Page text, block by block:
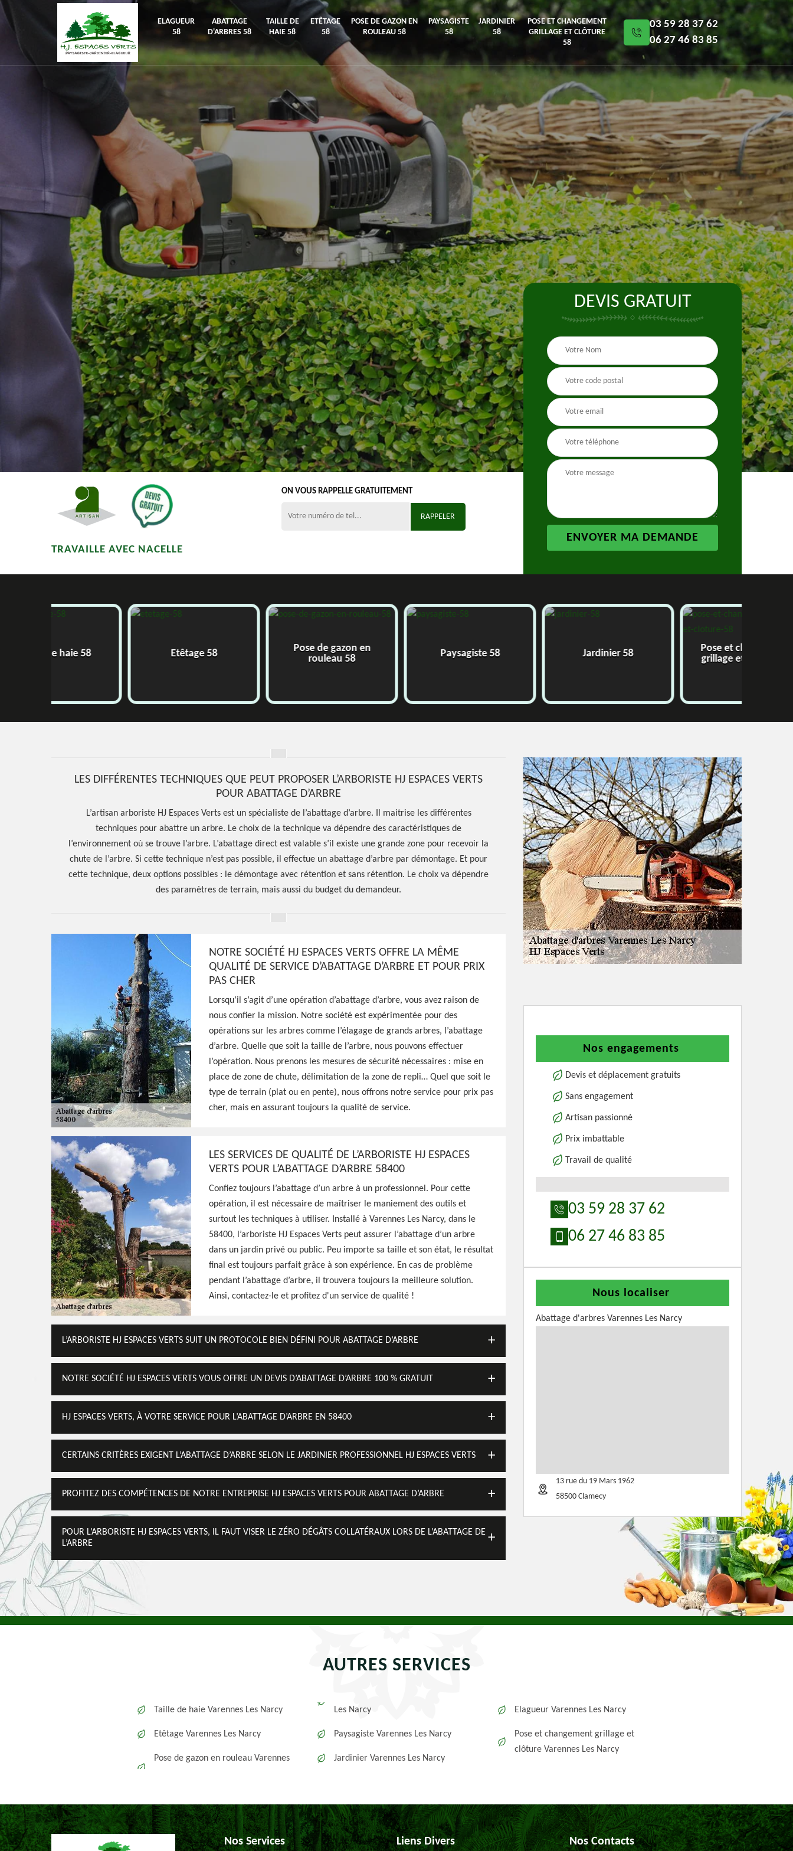
ELAGUEUR
58
ABATTAGE
D'ARBRES 58
TAILLE DE
HAIE 58
ETÊTAGE
58
POSE DE GAZON EN
ROULEAU 58
PAYSAGISTE
58
JARDINIER
58
POSE ET CHANGEMENT
GRILLAGE ET CLÔTURE
58
03 59 28 37 62
06 27 46 83 85
Hoerter Joseph Elagage 58
Entreprise abattage
d'arbres Varennes Les
Narcy 58400
HJ Espaces Verts est un jardinier professionnel à Varennes Les Narcy
58400 qui propose ses services pour s'occuper de l'abattage de vos
arbres, prends les précautions nécessaires pour ce faire
Voir Nos Realisations
TRAVAILLE AVEC NACELLE
ON VOUS RAPPELLE GRATUITEMENT
DEVIS GRATUIT
Pose de gazon en
Paysagiste 58
Pose et changement
grillage et clôture 58
LES DIFFÉRENTES TECHNIQUES QUE PEUT PROPOSER L’ARBORISTE HJ ESPACES VERTS
POUR ABATTAGE D’ARBRE
L’artisan arboriste HJ Espaces Verts est un spécialiste de l’abattage d’arbre. Il maitrise les différentes
techniques pour abattre un arbre. Le choix de la technique va dépendre des caractéristiques de
l’environnement où se trouve l’arbre. L’abattage direct est valable s’il existe une grande zone pour recevoir la
chute de l’arbre. Si cette technique n’est pas possible, il effectue un abattage d’arbre par démontage. Et pour
cette technique, deux options possibles : le démontage avec rétention et sans rétention. Le choix va dépendre
des paramètres de terrain, mais aussi du budget du demandeur.
NOTRE SOCIÉTÉ HJ ESPACES VERTS OFFRE LA MÊME
QUALITÉ DE SERVICE D’ABATTAGE D’ARBRE ET POUR PRIX
PAS CHER
Lorsqu’il s’agit d’une opération d’abattage d’arbre, vous avez raison de
nous confier la mission. Notre société est expérimentée pour des
opérations sur les arbres comme l’élagage de grands arbres, l’abattage
d’arbre. Quelle que soit la taille de l’arbre, nous pouvons effectuer
l’opération. Nous prenons les mesures de sécurité nécessaires : mise en
place de zone de chute, délimitation de la zone de repli… Quel que soit le
type de terrain (plat ou en pente), nous offrons notre service pour prix pas
cher, mais en assurant toujours la qualité de service.
LES SERVICES DE QUALITÉ DE L’ARBORISTE HJ ESPACES
VERTS POUR L’ABATTAGE D’ARBRE 58400
Confiez toujours l’abattage d’un arbre à un professionnel. Pour cette
opération, il est nécessaire de maîtriser le maniement des outils et
surtout les techniques à utiliser. Installé à Varennes Les Narcy, dans le
58400, l’arboriste HJ Espaces Verts peut assurer l’abattage d’un arbre
dans un jardin privé ou public. Peu importe sa taille et son état, le résultat
final est toujours parfait grâce à son expérience. En cas de problème
pendant l’abattage d’arbre, il trouvera toujours la meilleure solution.
Ainsi, contactez-le et profitez d'un service de qualité !
L’ARBORISTE HJ ESPACES VERTS SUIT UN PROTOCOLE BIEN DÉFINI POUR ABATTAGE D’ARBRE
NOTRE SOCIÉTÉ HJ ESPACES VERTS VOUS OFFRE UN DEVIS D’ABATTAGE D’ARBRE 100 % GRATUIT
HJ ESPACES VERTS, À VOTRE SERVICE POUR L’ABATTAGE D’ARBRE EN 58400
CERTAINS CRITÈRES EXIGENT L’ABATTAGE D’ARBRE SELON LE JARDINIER PROFESSIONNEL HJ ESPACES VERTS
PROFITEZ DES COMPÉTENCES DE NOTRE ENTREPRISE HJ ESPACES VERTS POUR ABATTAGE D’ARBRE
POUR L’ARBORISTE HJ ESPACES VERTS, IL FAUT VISER LE ZÉRO DÉGÂTS COLLATÉRAUX LORS DE L’ABATTAGE DE
L’ARBRE
Nos engagements
Devis et déplacement gratuits
Sans engagement
Artisan passionné
Prix imbattable
Travail de qualité
03 59 28 37 62
06 27 46 83 85
Nous localiser
Abattage d'arbres Varennes Les Narcy
13 rue du 19 Mars 1962
58500 Clamecy
AUTRES SERVICES
Taille de haie Varennes Les Narcy
Etêtage Varennes Les Narcy
Pose de gazon en rouleau Varennes
Les Narcy
Paysagiste Varennes Les Narcy
Jardinier Varennes Les Narcy
Elagueur Varennes Les Narcy
Pose et changement grillage et
clôture Varennes Les Narcy
Nos Services Liens Divers Nos Contacts